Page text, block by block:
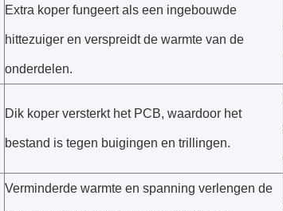
Extra koper fungeert als een ingebouwde
hittezuiger en verspreidt de warmte van de
onderdelen.
Dik koper versterkt het PCB, waardoor het
bestand is tegen buigingen en trillingen.
Verminderde warmte en spanning verlengen de